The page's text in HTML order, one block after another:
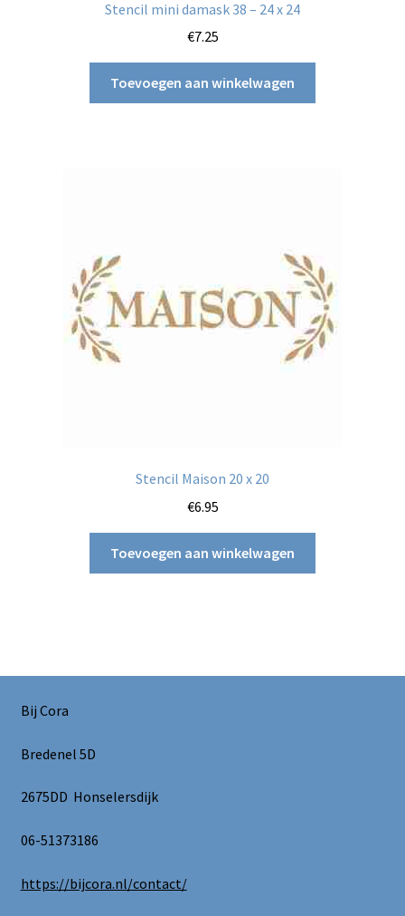
Stencil mini damask 38 – 24 x 24
€7.25
Toevoegen aan winkelwagen
Stencil Maison 20 x 20
€6.95
Toevoegen aan winkelwagen
Bij Cora
Bredenel 5D
2675DD Honselersdijk
06-51373186
https://bijcora.nl/contact/